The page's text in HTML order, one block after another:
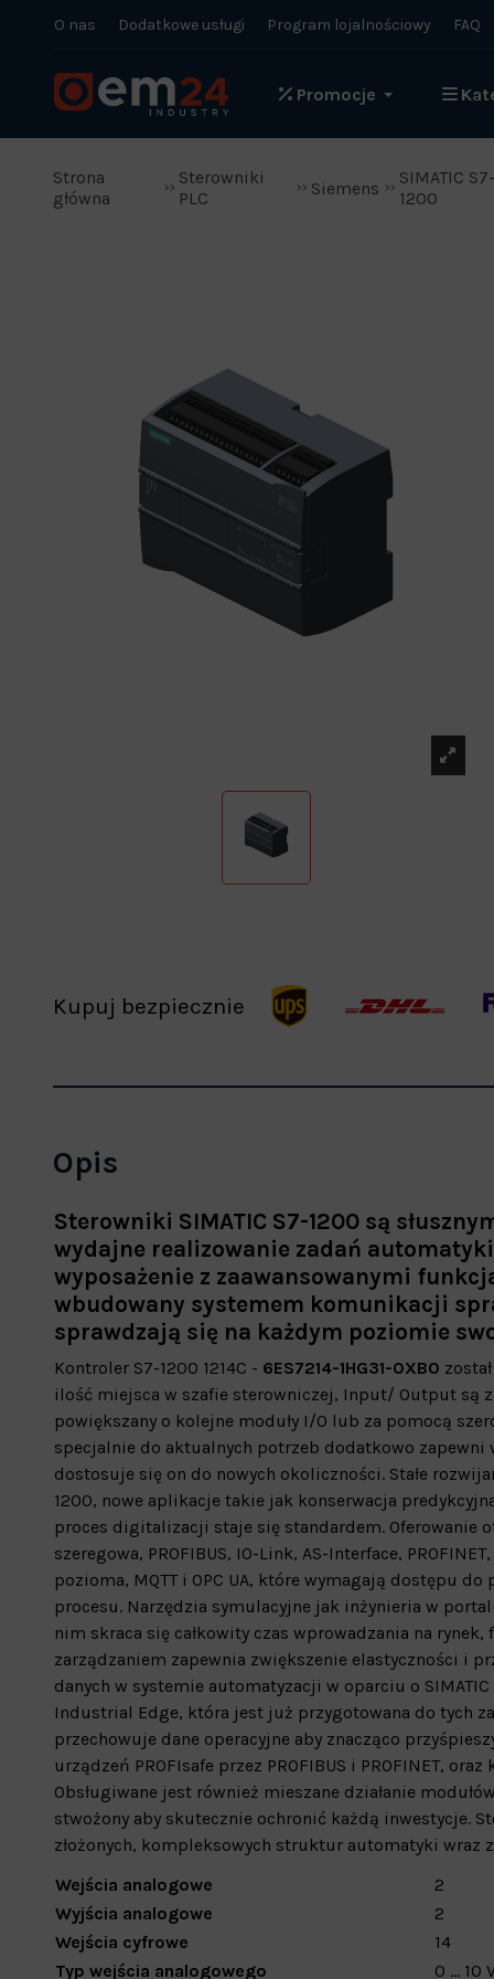
O nas Dodatkowe usługi Program lojalnościowy FAQ
Promocje
Strona
główna
Sterowniki
PLC
Siemens
SIMATIC S7-
1200
Kupuj bezpiecznie
Opis
Sterowniki SIMATIC S7-1200 są
wydajne realizowanie zadań
wyposażenie z zaawansowanymi
wbudowany systemem komunikacji
sprawdzają się na każdym poziomie
Kontroler S7-1200 1214C - 6ES7214-1HG31-0XB0
ilość miejsca w szafie sterowniczej, Input/ Output są
powiększany o kolejne moduły I/O lub za pomocą
specjalnie do aktualnych potrzeb dodatkowo
dostosuje się on do nowych okoliczności. Stałe
1200, nowe aplikacje takie jak konserwacja
proces digitalizacji staje się standardem. Oferowanie
szeregowa, PROFIBUS, IO-Link, AS-Interface,
pozioma, MQTT i OPC UA, które wymagają dostępu
procesu. Narzędzia symulacyjne jak inżynieria w
nim skraca się całkowity czas wprowadzania na
zarządzaniem zapewnia zwiększenie elastyczności i
danych w systemie automatyzacji w oparciu o
Industrial Edge, która jest już przygotowana do tych
przechowuje dane operacyjne aby znacząco
urządzeń PROFIsafe przez PROFIBUS i PROFINET,
Obsługiwane jest również mieszane działanie
stwożony aby skutecznie ochronić każdą inwestycje.
złożonych, kompleksowych struktur automatyki
Wejścia analogowe
2
Wyjścia analogowe
2
Wejścia cyfrowe
14
Typ wejścia analogowego
0 ... 10